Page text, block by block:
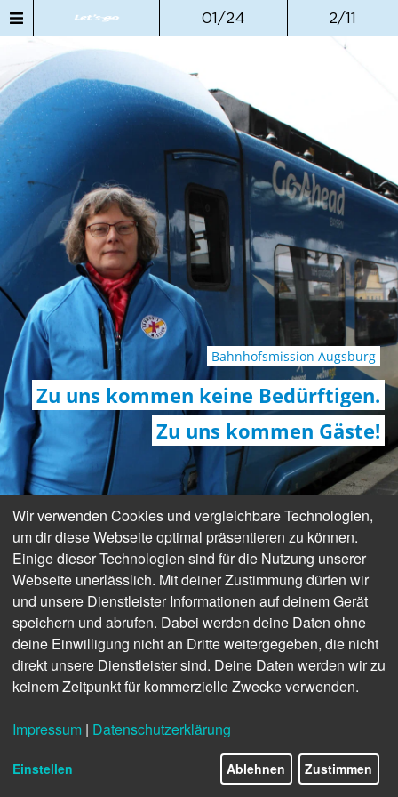
01/24 2/11
Bahnhofsmission Augsburg
Zu uns kommen keine Bedürftigen.
Zu uns kommen Gäste!
Wir verwenden Cookies und vergleichbare Technologien,
um dir diese Webseite optimal präsentieren zu können.
Einige dieser Technologien sind für die Nutzung unserer
Webseite unerlässlich. Mit deiner Zustimmung dürfen wir
und unsere Dienstleister Informationen auf deinem Gerät
speichern und abrufen. Dabei werden deine Daten ohne
deine Einwilligung nicht an Dritte weitergegeben, die nicht
direkt unsere Dienstleister sind. Deine Daten werden wir zu
keinem Zeitpunkt für kommerzielle Zwecke verwenden.
Impressum | Datenschutzerklärung
Einstellen Ablehnen Zustimmen